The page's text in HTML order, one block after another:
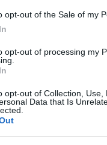
opt-out of the Sale of my
opt-out of processing my
opt-out of Collection,
Data that Is